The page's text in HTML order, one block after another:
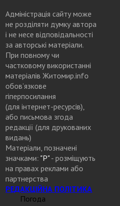
Адміністрація сайту може
не розділяти думку автора
і не несе відповідальності
за авторські матеріали.
При повному чи
частковому використанні
матеріалів Житомир.info
обов’язкове
гіперпосилання
(для інтернет-ресурсів),
або письмова згода
редакції (для друкованих
видань)
Матеріали, позначені
значками: "Р"- розміщують
на правах реклами або
партнерства
РЕДАКЦІЙНА ПОЛІТИКА
Погода